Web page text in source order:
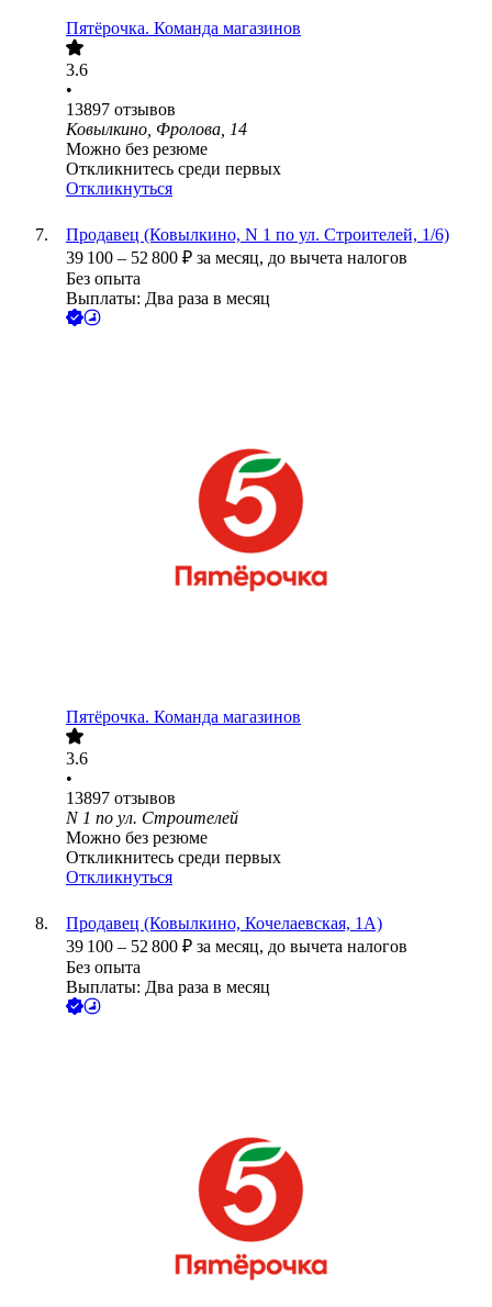
Пятёрочка. Команда магазинов
3.6
•
13897 отзывов
Ковылкино, Фролова, 14
Можно без резюме
Откликнитесь среди первых
Откликнуться
Продавец (Ковылкино, N 1 по ул. Строителей, 1/6)
39 100 – 52 800 ₽ за месяц, до вычета налогов
Без опыта
Выплаты: Два раза в месяц
Пятёрочка. Команда магазинов
3.6
•
13897 отзывов
N 1 по ул. Строителей
Можно без резюме
Откликнитесь среди первых
Откликнуться
Продавец (Ковылкино, Кочелаевская, 1А)
39 100 – 52 800 ₽ за месяц, до вычета налогов
Без опыта
Выплаты: Два раза в месяц